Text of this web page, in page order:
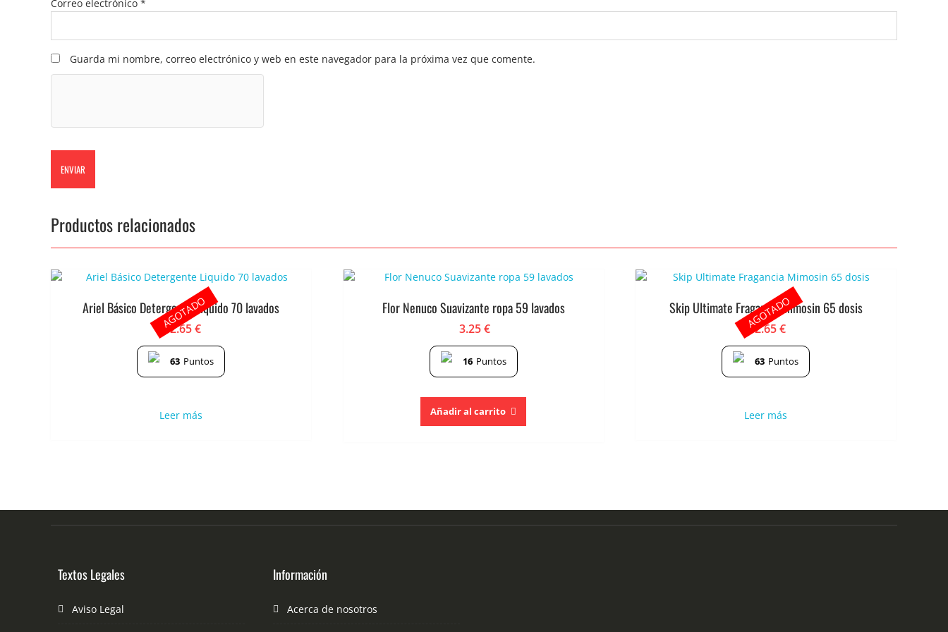
Correo electrónico *
Guarda mi nombre, correo electrónico y web en este navegador para la próxima vez que comente.
Productos relacionados
Ariel Básico Detergente Liquido 70 lavados
12.65€
63 Puntos
Leer más
AGOTADO Flor Nenuco Suavizante ropa 59 lavados
3.25€
16 Puntos
Añadir al carrito
Skip Ultimate Fragancia Mimosin 65 dosis
12.65€
63 Puntos
Leer más
AGOTADO
Textos Legales
Aviso Legal
Información
Acerca de nosotros